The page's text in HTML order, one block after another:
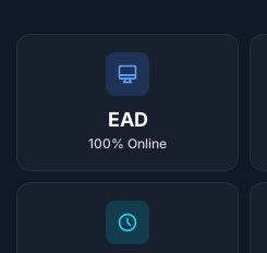
EAD
100% Online